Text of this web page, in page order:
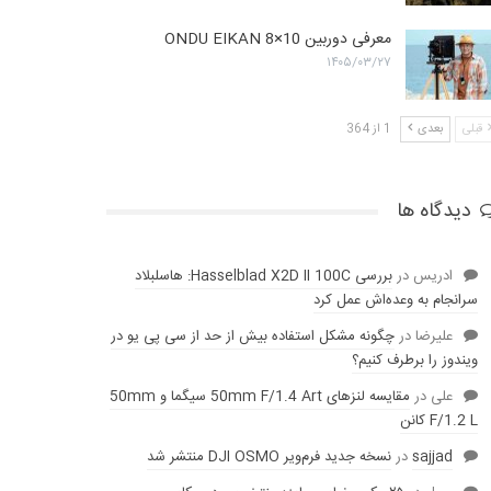
معرفی دوربین ONDU EIKAN 8×10
۱۴۰۵/۰۳/۲۷
قبلی بعدی 1 از 364
دیدگاه ها
ادریس در
بررسی Hasselblad X2D II 100C: هاسلبلاد
سرانجام به وعده‌‌اش عمل کرد
عليرضادرچگونه مشکل استفاده بیش از حد از سی پی یو در
ویندوز را برطرف کنیم؟
علی در
مقایسه لنز‌های 50mm F/1.4 Art سیگما و 50mm
F/1.2 L کانن
sajjadدرنسخه جدید فرم‌ویر DJI OSMO منتشر شد